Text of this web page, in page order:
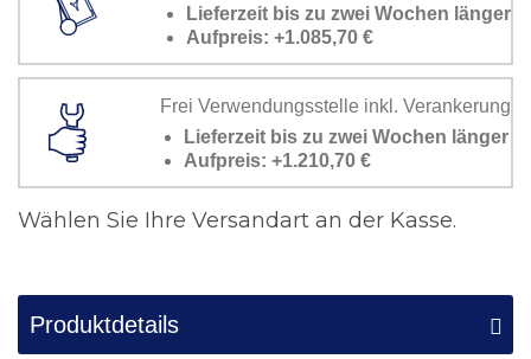
Lieferzeit bis zu zwei Wochen länger
Aufpreis: +1.085,70 €
Frei Verwendungsstelle inkl. Verankerung
Lieferzeit bis zu zwei Wochen länger
Aufpreis: +1.210,70 €
Wählen Sie Ihre Versandart an der Kasse.
Produktdetails